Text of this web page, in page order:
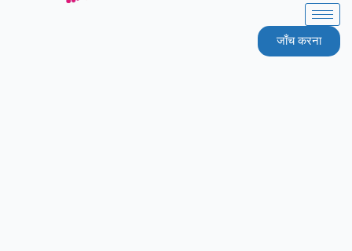
जाँच करना